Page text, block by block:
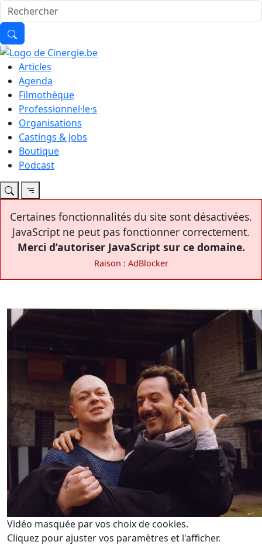
Articles
Agenda
Filmothèque
Professionnel·le·s
Organisations
Castings & Jobs
Boutique
Podcast
Certaines fonctionnalités du site sont désactivées.
JavaScript ne peut pas fonctionner correctement.
Merci d’autoriser JavaScript sur ce domaine.
Raison : AdBlocker
Vidéo masquée par vos choix de cookies.
Cliquez pour ajuster vos paramètres et l'afficher.